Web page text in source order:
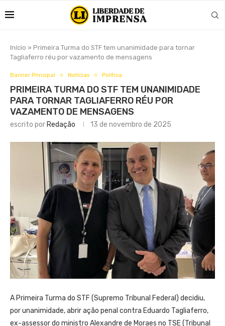
Início » Primeira Turma do STF tem unanimidade para tornar
Tagliaferro réu por vazamento de mensagens
Banner Principal Notícias Política
PRIMEIRA TURMA DO STF TEM UNANIMIDADE
PARA TORNAR TAGLIAFERRO RÉU POR
VAZAMENTO DE MENSAGENS
escrito por Redação 13 de novembro de 2025
A Primeira Turma do STF (Supremo Tribunal Federal) decidiu,
por unanimidade, abrir ação penal contra Eduardo Tagliaferro,
ex-assessor do ministro Alexandre de Moraes no TSE (Tribunal